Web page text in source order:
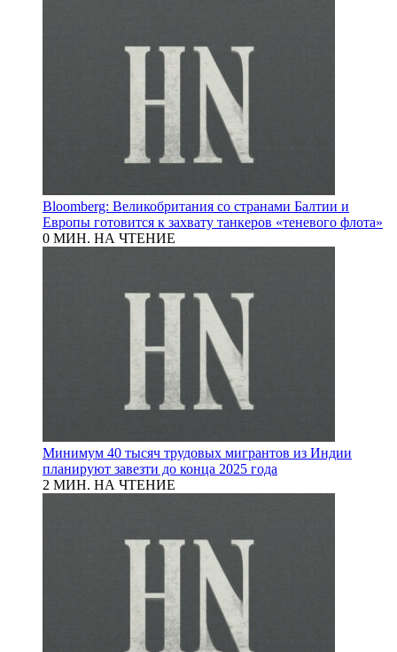
Bloomberg: Великобритания со странами Балтии и
Европы готовится к захвату танкеров «теневого флота»
0 МИН. НА ЧТЕНИЕ
Минимум 40 тысяч трудовых мигрантов из Индии
планируют завезти до конца 2025 года
2 МИН. НА ЧТЕНИЕ